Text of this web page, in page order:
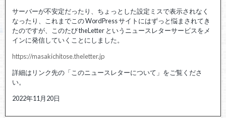
サーバーが不安定だったり、ちょっとした設定ミスで表示されなく
なったり、これまでこの WordPress サイトにはずっと悩まされてき
たのですが、このたび theLetter というニュースレターサービスをメ
インに発信していくことにしました。
https://masakichitose.theletter.jp
詳細はリンク先の「このニュースレターについて」をご覧くださ
い。
2022年11月20日